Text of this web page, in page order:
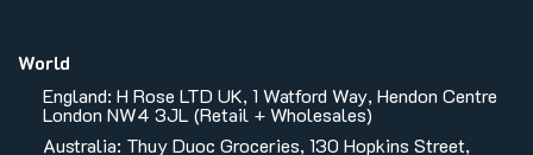
World
England: H Rose LTD UK, 1 Watford Way, Hendon Centre
London NW4 3JL (Retail + Wholesales)
Australia: Thuy Duoc Groceries, 130 Hopkins Street,